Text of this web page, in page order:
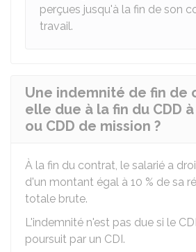
perçues jusqu'à la fin de son
travail.
Une indemnité de fin de
elle due à la fin du CDD
ou CDD de mission ?
À la fin du contrat, le salarié a
d'un montant égal à 10 % de sa
totale brute.
L'indemnité n'est pas due si le
poursuit par un CDI.